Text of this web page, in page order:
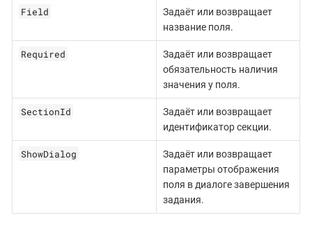
Field
Задаёт или возвращает
название поля.
Required
Задаёт или возвращает
обязательность наличия
значения у поля.
SectionId
Задаёт или возвращает
идентификатор секции.
ShowDialog
Задаёт или возвращает
параметры отображения
поля в диалоге завершения
задания.